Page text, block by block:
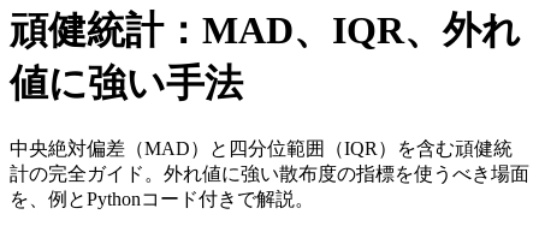
頑健統計：MAD、IQR、外れ
値に強い手法
中央絶対偏差（MAD）と四分位範囲（IQR）を含む頑健統
計の完全ガイド。外れ値に強い散布度の指標を使うべき場面
を、例とPythonコード付きで解説。